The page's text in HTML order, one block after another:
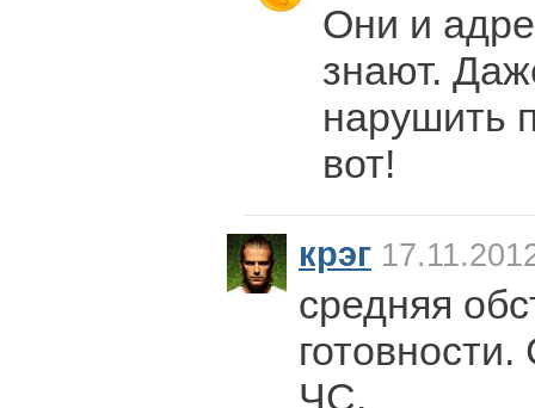
Они и
знают.
нарушить
вот!
крэг
средняя
ЧС.